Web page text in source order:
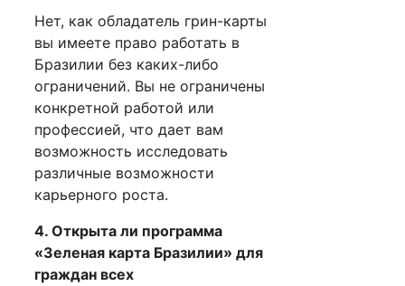
Нет, как обладатель грин-карты
вы имеете право работать в
Бразилии без каких-либо
ограничений. Вы не ограничены
конкретной работой или
профессией, что дает вам
возможность исследовать
различные возможности
карьерного роста.
4. Открыта ли программа
«Зеленая карта Бразилии» для
граждан всех